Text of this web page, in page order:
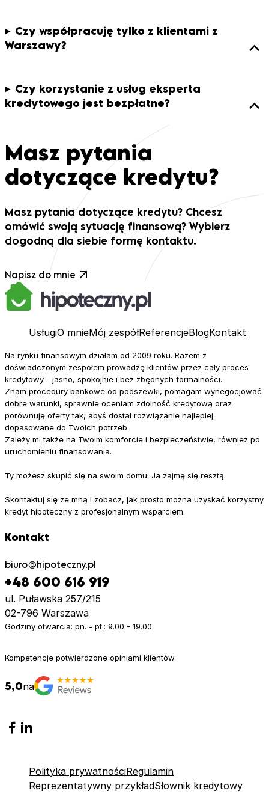
współkredytobiorcą […]
Opinia z Google
,,Michał pomógł mi z doprowadzeniem do końca tematu
mojego kredytu. Wiedza Michała jest imponująca!
Polecam Michała i jego blogkredytowy.pl zarówno jako
źródło wiedzy, jak i pomoc w załatwieniu kredytu
Opinia z Google
Konrad Kamil Dobrzynski
Dla mnie ta ocena to 6+. Pan Maciej Wiśniewski jest
szczególności w prosty sposób przeprowadził mnie
Potrzebowałem załatwić wniosek kredytowy w 2 dni i
tylko dzięki zaangażowaniu Pana Macieja to się udało.
Jeżeli szukasz osoby która zna rynek, rewelacyjnie
wykonuje swoją pracę to dobrze trafiłeś/trafiłaś. Z chęcią
wrócę w przypadku innych wyzwań kredytowych.
Opinia z Google
mariola czastkiewicz
pana Michała Dawidowicza. Do pana Maćka trafiłam z
mam do czynienia z profesjonalistą w swojej dziedzinie.
Pan Maciej zajął się praktycznie wszystkim sam był
zawsze dostępny i bardzo cierpliwy. Dzięki Niemu proces
uzyskania kredytu przebiegł szybko i bezproblemowo.
Czy współpracuję tylko z klientami z
Warszawy?
Czy korzystanie z usług eksperta
kredytowego jest bezpłatne?
Masz pytania
dotyczące kredytu?
Masz pytania dotyczące kredytu? Chcesz
omówić swoją sytuację finansową? Wybierz
dogodną dla siebie formę kontaktu.
Napisz do mnie
UsługiO mnieMój zespółReferencjeBlogKontakt
Na rynku finansowym działam od 2009 roku. Razem z
doświadczonym zespołem prowadzę klientów przez cały proces
kredytowy - jasno, spokojnie i bez zbędnych formalności.
Znam procedury bankowe od podszewki, pomagam wynegocjować
dobre warunki, sprawnie oceniam zdolność kredytową oraz
porównuję oferty tak, abyś dostał rozwiązanie najlepiej
dopasowane do Twoich potrzeb.
Zależy mi także na Twoim komforcie i bezpieczeństwie, również po
uruchomieniu finansowania.
Ty możesz skupić się na swoim domu. Ja zajmę się resztą.
Skontaktuj się ze mną i zobacz, jak prosto można uzyskać korzystny
kredyt hipoteczny z profesjonalnym wsparciem.
Kontakt
biuro hipoteczny.pl
+48 600 616 919
ul. Puławska 257/215
02-796 Warszawa
Godziny otwarcia: pn. - pt.: 9.00 - 19.00
Kompetencje potwierdzone opiniami klientów.
5,0na
Polityka prywatnościRegulamin
Reprezentatywny przykładSłownik kredytowy